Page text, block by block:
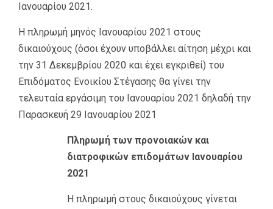
Ιανουαρίου 2021.
Η πληρωμή μηνός Ιανουαρίου 2021 στους
δικαιούχους (όσοι έχουν υποβάλλει αίτηση μέχρι και
την 31 Δεκεμβρίου 2020 και έχει εγκριθεί) του
Επιδόματος Ενοικίου Στέγασης θα γίνει την
τελευταία εργάσιμη του Ιανουαρίου 2021 δηλαδή την
Παρασκευή 29 Ιανουαρίου 2021
Πληρωμή των προνοιακών και
διατροφικών επιδομάτων Ιανουαρίου
2021
Η πληρωμή στους δικαιούχους γίνεται